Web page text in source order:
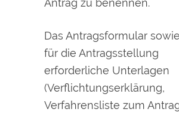
Das Antragsformular
für die Antragsstellung
erforderliche Unterlagen
(Verflichtungserklärung,
Verfahrensliste zum